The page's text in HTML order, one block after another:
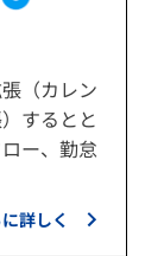
（カレン
するとと
ー、勤怠
詳しく